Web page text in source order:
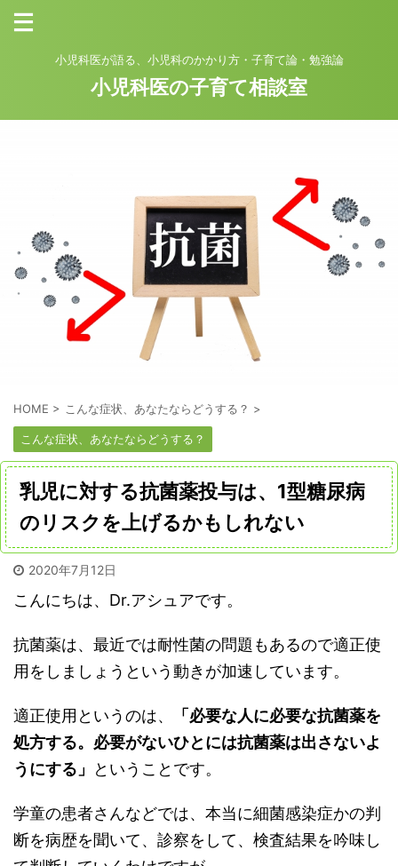
小児科医が語る、小児科のかかり方・子育て論・勉強論
小児科医の子育て相談室
HOME > こんな症状、あなたならどうする？ >
こんな症状、あなたならどうする？
乳児に対する抗菌薬投与は、1型糖尿病
のリスクを上げるかもしれない
2020年7月12日
こんにちは、Dr.アシュアです。
抗菌薬は、最近では耐性菌の問題もあるので適正使
用をしましょうという動きが加速しています。
適正使用というのは、
「必要な人に必要な抗菌薬を
処方する。必要がないひとには抗菌薬は出さないよ
うにする」
ということです。
学童の患者さんなどでは、本当に細菌感染症かの判
断を病歴を聞いて、診察をして、検査結果を吟味し